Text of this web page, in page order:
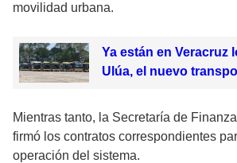
movilidad urbana.
Ya están en Veracruz
Ulúa, el nuevo
Mientras tanto, la Secretaría de
firmó los contratos correspondientes
operación del sistema.